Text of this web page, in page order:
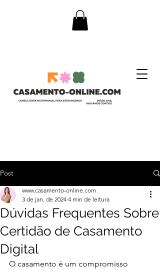
Post
Dúvidas Frequentes Sobre
Certidão de Casamento
Digital
www.casamento-online.com
3 de jan. de 2024 4 min de leitura
O casamento é um compromisso